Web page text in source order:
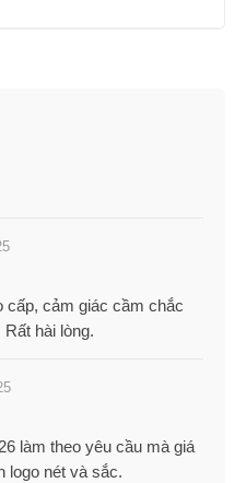
cấp, cảm giác cầm chắc
hài lòng.
làm theo yêu cầu mà giá
logo nét và sắc.